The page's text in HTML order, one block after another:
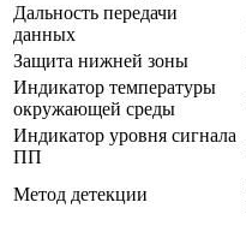
Дальность передачи
данных
Защита нижней зоны
Индикатор температуры
окружающей среды
Индикатор уровня сигнала
ПП
Метод детекции